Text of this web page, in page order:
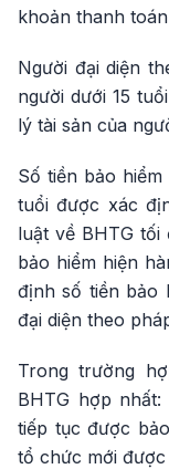
khoản thanh
Người đại diện
người dưới 15
lý tài sản của
Số tiền bảo
tuổi được xác
luật về BHTG
bảo hiểm hiện
định số tiền bảo
đại diện theo
Trong trường
BHTG hợp
tiếp tục được
tổ chức mới